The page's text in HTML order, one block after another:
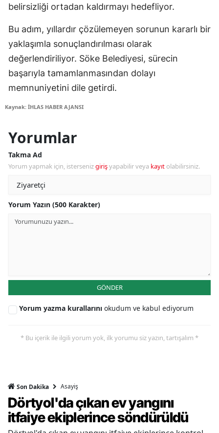
belirsizliği ortadan kaldırmayı hedefliyor.
Bu adım, yıllardır çözülemeyen sorunun kararlı bir
yaklaşımla sonuçlandırılması olarak
değerlendiriliyor. Söke Belediyesi, sürecin
başarıyla tamamlanmasından dolayı
memnuniyetini dile getirdi.
Kaynak: İHLAS HABER AJANSI
Yorumlar
Takma Ad
Yorum yapmak için, istersenizgirişyapabilir veya kayıt olabilirsiniz.
Yorum Yazın (500 Karakter)
GÖNDER
Yorum yazma kurallarını okudum ve kabul ediyorum
* Bu içerik ile ilgili yorum yok, ilk yorumu siz yazın, tartışalım *
Son Dakika Asayiş
Dörtyol'da çıkan ev yangını
itfaiye ekiplerince söndürüldü